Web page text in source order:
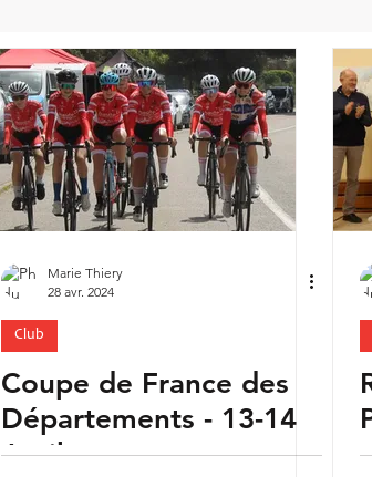
Marie Thiery
28 avr. 2024
Club
Coupe de France des
Départements - 13-14
Avril